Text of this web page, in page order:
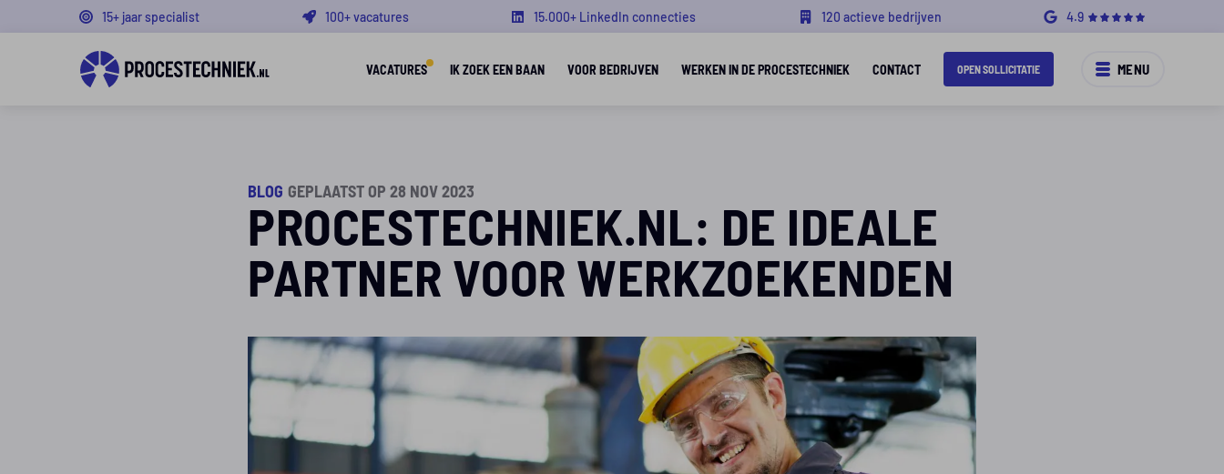
15+ jaar specialist 100+ vacatures 15.000+ LinkedIn connecties 120 actieve bedrijven 4.9
VACATURES IK ZOEK EEN BAAN VOOR BEDRIJVEN WERKEN IN DE PROCESTECHNIEK CONTACT OPEN SOLLICITATIE MENU
BLOG GEPLAATST OP 28 NOV 2023
PROCESTECHNIEK.NL: DE IDEALE
PARTNER VOOR WERKZOEKENDEN